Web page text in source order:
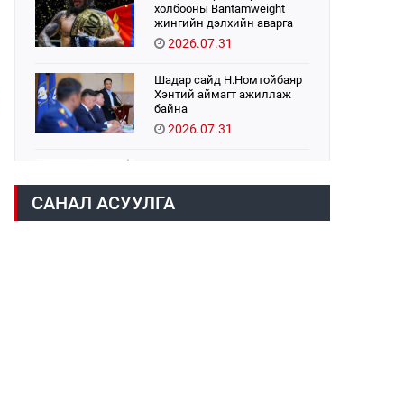
холбооны Bantamweight
жингийн дэлхийн аварга
Б.Энх-Оргил аваргын бүс
хамгаалах тулаанаа
2026.07.31
Шадар сайд Н.Номтойбаяр
Хэнтий аймагт ажиллаж
байна
2026.07.31
2026.07.31
САНАЛ АСУУЛГА